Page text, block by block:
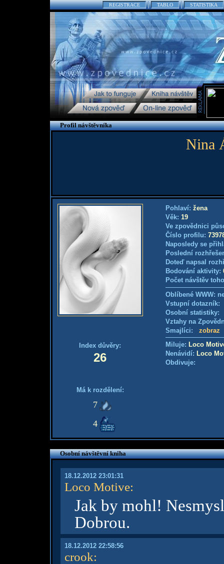
REGISTRACE TABLO STATISTIKA
Profil návštěvníka
Nina
Index důvěry:
26
Má k rozdělení:
7
4
Pohlaví: žena
Věk: 19
Ve zpovědnici
Číslo profilu:
Naposledy se
Poslední
Doteď napsal
Bodování aktivity:
Počet návštěv
Oblíbené WWW:
Vstupní
Osobní
Vztahy na
Smajlíci: zobraz
Miluje: Loco
Nenávidí: Loco
Obdivuje:
Osobní návštěvní kniha
18.12.2012 23:01:31
Loco Motive:
Jak by mohl!
Dobrou.
18.12.2012 22:58:56
crook: